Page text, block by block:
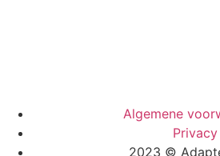
Algemene
Privacy
2023 ©